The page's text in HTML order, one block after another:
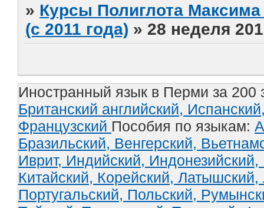
» Курсы Полиглота
(с 2011 года) » 28 неделя
Иностранный язык в Перми за 200
Британский английский,
Французский Пособия по языкам:
Бразильский, Венгерский,
Иврит, Индийский, Индонезийский,
Китайский, Корейский, Латышский,
Португальский, Польский,